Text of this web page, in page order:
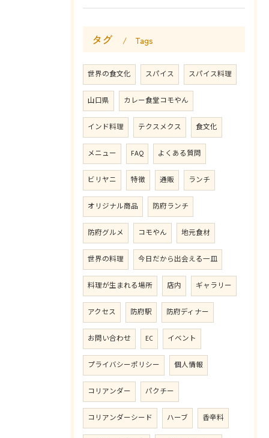
タグ Tags
世界の食文化 スパイス スパイス料理
山口県 カレー食堂コモやん
インド料理 テクスメクス 食文化
メニュー FAQ よくある質問
ビリヤニ 特徴 通販 ランチ
オリジナル商品 防府ランチ
防府グルメ コモやん 地元食材
世界の料理 今日だから出会える一皿
料理が生まれる場所 店内 ギャラリー
アクセス 防府駅 防府ディナー
お問い合わせ EC イベント
プライバシーポリシー 個人情報
コリアンダー パクチー
コリアンダーシード ハーブ 香辛料